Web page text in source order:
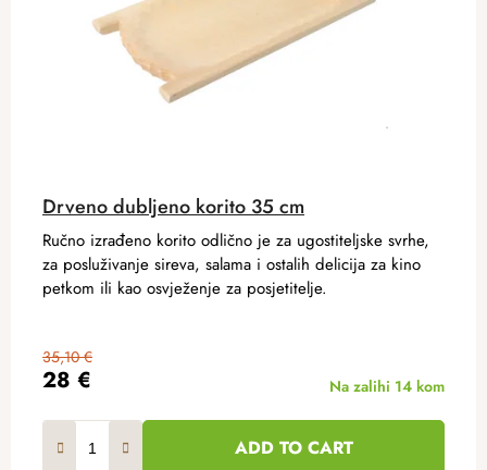
Drveno dubljeno korito 35 cm
28 €
35,10 €
Na zalihi 14 kom
ADD TO CART
Ručno izrađeno korito odlično je za ugostiteljske svrhe,
za posluživanje sireva, salama i ostalih delicija za kino
petkom ili kao osvježenje za posjetitelje.